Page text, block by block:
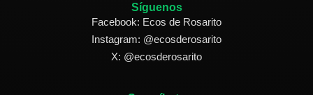
Síguenos
Facebook: Ecos de Rosarito
Instagram: @ecosderosarito
X: @ecosderosarito